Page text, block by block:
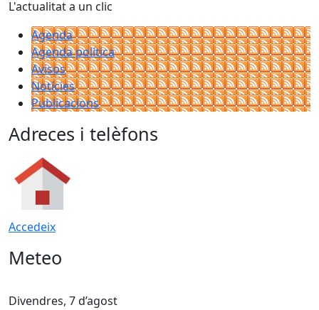
L'actualitat a un clic
Agenda
Agenda política
Avisos
Notícies
Publicacions
Adreces i telèfons
Accedeix
Meteo
Divendres, 7 d’agost